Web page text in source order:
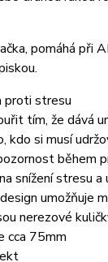
pomáhá při
proti stresu
tím, že dává
kdo si musí
během
snížení stresu a
umožňuje
nerezové
cca 75mm